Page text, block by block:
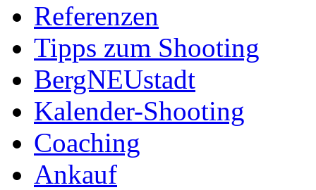
Referenzen
Tipps zum Shooting
BergNEUstadt
Kalender-Shooting
Coaching
Ankauf